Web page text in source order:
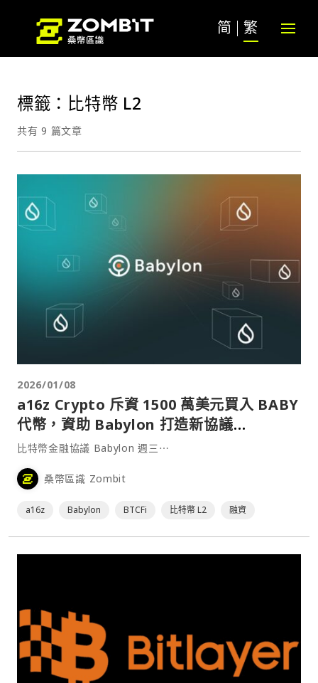
简 繁
標籤：比特幣 L2
共有 9 篇文章
2026/01/08
a16z Crypto 斥資 1500 萬美元買入 BABY
代幣，資助 Babylon 打造新協議
BTCVaults
比特幣金融協議 Babylon 週三⋯
桑幣區識 Zombit
a16z Babylon BTCFi 比特幣 L2 融資